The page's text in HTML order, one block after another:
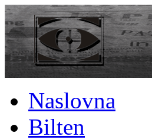
Naslovna
Bilten